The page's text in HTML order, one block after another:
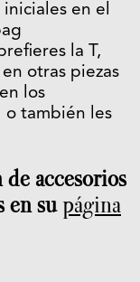
en el
la T,
otras piezas
los
o también les
accesorios
en supágina